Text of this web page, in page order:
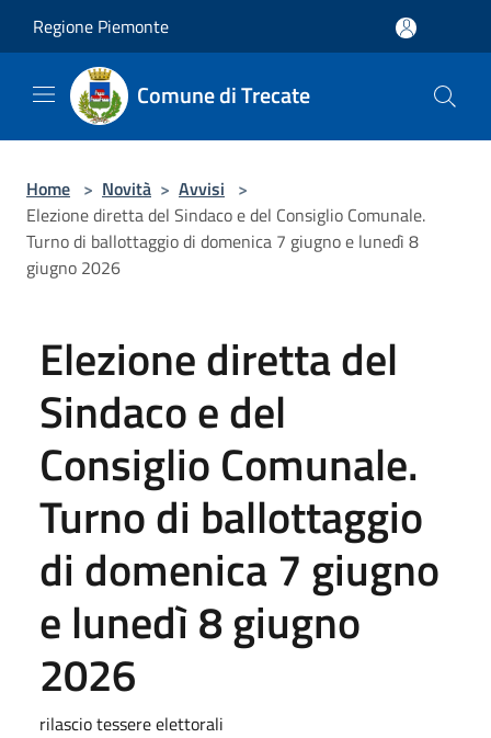
Regione Piemonte
Comune di Trecate
Home > Novità > Avvisi >
Elezione diretta del Sindaco e del Consiglio Comunale.
Turno di ballottaggio di domenica 7 giugno e lunedì 8
giugno 2026
Elezione diretta del
Sindaco e del
Consiglio Comunale.
Turno di ballottaggio
di domenica 7 giugno
e lunedì 8 giugno
2026
rilascio tessere elettorali